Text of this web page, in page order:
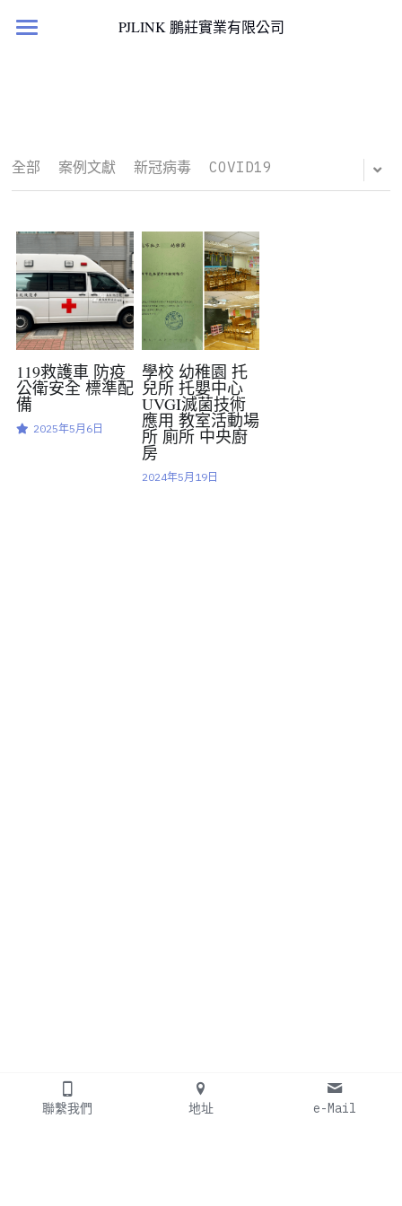
PJLINK 鵬莊實業有限公司
居家人造小太陽
檢測報告與證書
國科計劃
客戶實績
案例文獻
聯絡我們
全部 案例文獻 新冠病毒 COVID19
119救護車 防疫
公衛安全 標準配
備
2025年5月6日
學校 幼稚園 托
兒所 托嬰中心
UVGI滅菌技術
應用 教室活動場
所 廁所 中央廚
房
2024年5月19日
部落格分類
聯繫我們 地址 e-Mail